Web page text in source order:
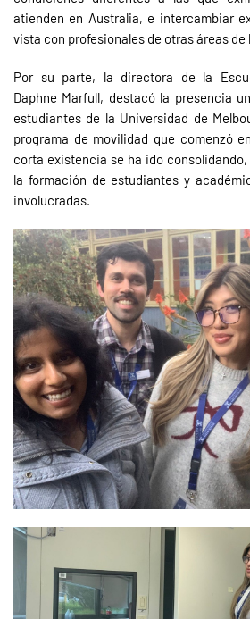
atienden en Australia, e intercambiar
vista con profesionales de otras áreas de
Por su parte, la directora de la
Daphne Marfull, destacó la presencia
estudiantes de la Universidad de
programa de movilidad que comenzó
corta existencia se ha ido
la formación de estudiantes y
involucradas.